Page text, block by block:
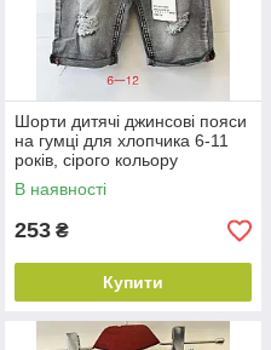
Шорти дитячі джинсові пояси
на гумці для хлопчика 6-11
років, сірого кольору
В наявності
253 ₴
Купити